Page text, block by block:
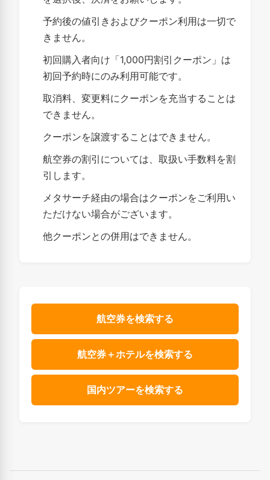
予約後の値引きおよびクーポン利用は一切で
きません。
初回購入者向け「1,000円割引クーポン」は
初回予約時にのみ利用可能です。
取消料、変更料にクーポンを充当することは
できません。
クーポンを譲渡することはできません。
航空券の割引については、取扱い手数料を割
引します。
メタサーチ経由の場合はクーポンをご利用い
ただけない場合がございます。
他クーポンとの併用はできません。
航空券を検索する
航空券＋ホテルを検索する
国内ツアーを検索する